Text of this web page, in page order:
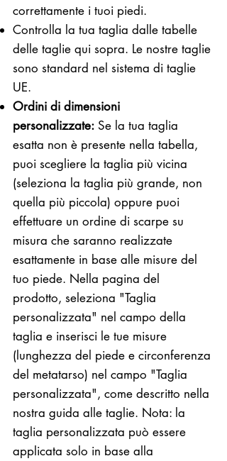
correttamente i tuoi piedi. ​​
Controlla la tua taglia dalle tabelle
delle taglie qui sopra. Le nostre taglie
sono standard nel sistema di taglie
UE.
Ordini di dimensioni
personalizzate: Se la tua taglia
esatta non è presente nella tabella,
puoi scegliere la taglia più vicina
(seleziona la taglia più grande, non
quella più piccola) oppure puoi
effettuare un ordine di scarpe su
misura che saranno realizzate
esattamente in base alle misure del
tuo piede. Nella pagina del
prodotto, seleziona "Taglia
personalizzata" nel campo della
taglia e inserisci le tue misure
(lunghezza del piede e circonferenza
del metatarso) nel campo "Taglia
personalizzata", come descritto nella
nostra guida alle taglie. Nota: la
taglia personalizzata può essere
applicata solo in base alla